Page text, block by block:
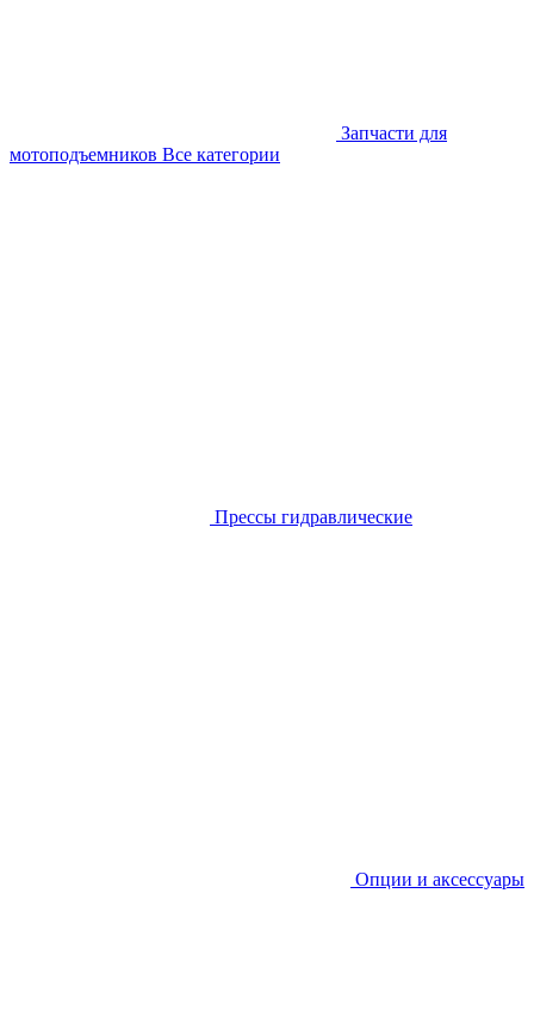
Запчасти для
мотоподъемников Все категории
Прессы гидравлические
Опции и аксессуары